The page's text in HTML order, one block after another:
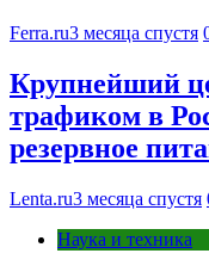
Ferra.ru3 месяца спустя
Крупнейший
трафиком в
резервное
Lenta.ru3 месяца спустя
Наука и техника